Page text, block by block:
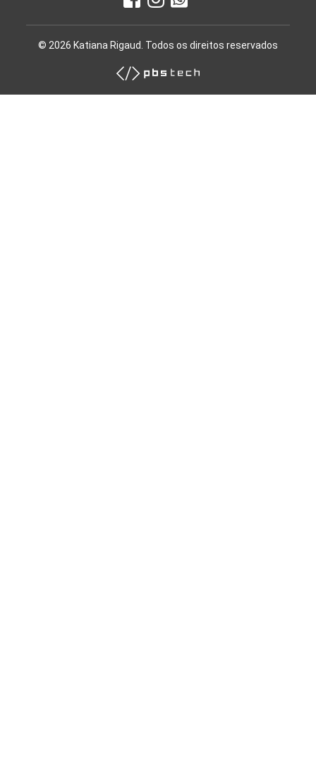
© 2026 Katiana Rigaud. Todos os direitos reservados